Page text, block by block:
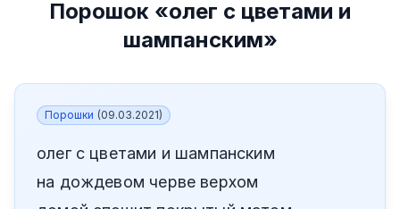
Порошок «олег с цветами и
шампанским»
Порошки (09.03.2021)
олег с цветами и шампанским
на дождевом черве верхом